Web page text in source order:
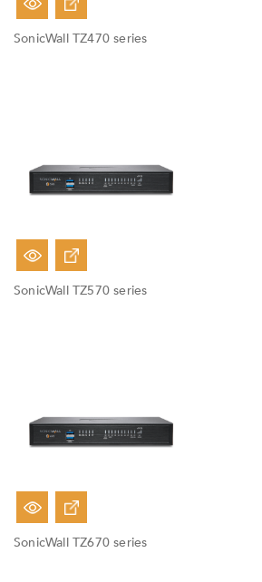
SonicWall TZ470 series
SonicWall TZ570 series
SonicWall TZ670 series